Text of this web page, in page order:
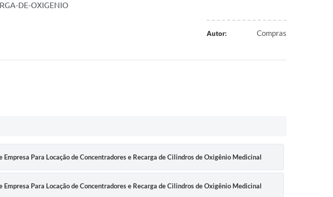
DE-OXIGENIO
Autor: Compras
Para Locação de Concentradores e Recarga de Cilindros de Oxigênio Medicinal
Para Locação de Concentradores e Recarga de Cilindros de Oxigênio Medicinal